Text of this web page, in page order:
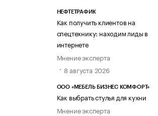
НЕФТЕТРАФИК
Как получить клиентов на
спецтехнику: находим лиды в
интернете
Мнение эксперта
8 августа 2026
ООО «МЕБЕЛЬ БИЗНЕС КОМФОРТ»
Как выбрать стулья для кухни
Мнение эксперта